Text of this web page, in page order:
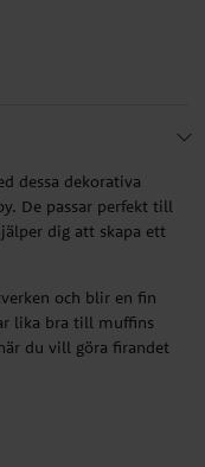
dessa dekorativa
De passar perfekt till
dig att skapa ett
och blir en fin
lika bra till muffins
du vill göra firandet